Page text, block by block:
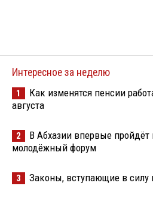
Интересное за неделю
1
Как изменятся пенсии
августа
2
В Абхазии впервые
молодёжный форум
3 Законы, вступающие в силу